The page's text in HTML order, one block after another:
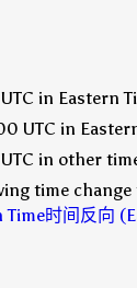
in Eastern
UTC in
in other
time change
时间反向